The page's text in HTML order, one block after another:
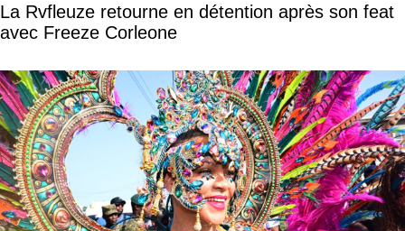
La Rvfleuze retourne en détention après son feat
avec Freeze Corleone